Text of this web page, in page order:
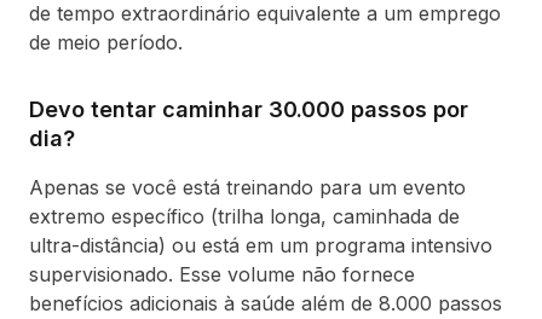
de tempo extraordinário equivalente a um emprego
de meio período.
Devo tentar caminhar 30.000 passos por
dia?
Apenas se você está treinando para um evento
extremo específico (trilha longa, caminhada de
ultra-distância) ou está em um programa intensivo
supervisionado. Esse volume não fornece
benefícios adicionais à saúde além de 8.000 passos